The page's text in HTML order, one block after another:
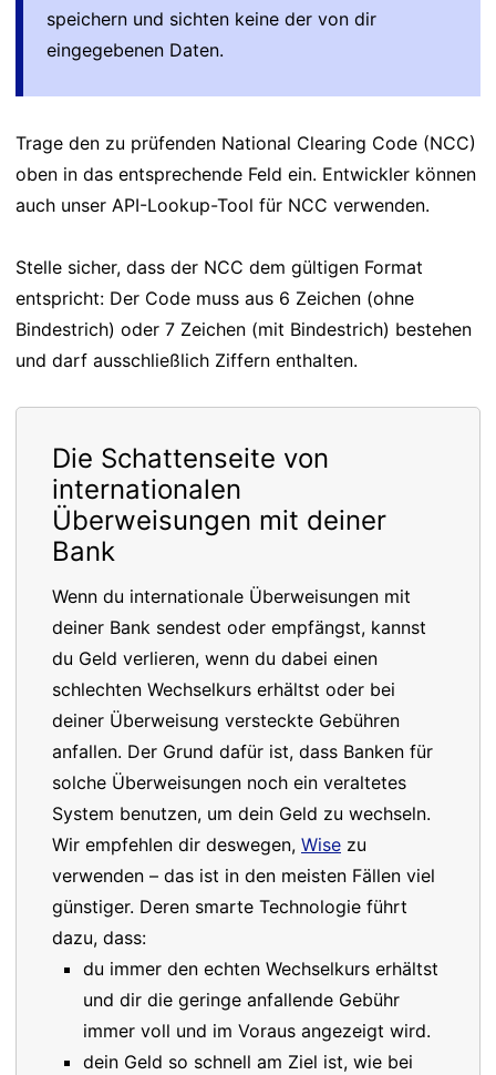
speichern und sichten keine der von dir
eingegebenen Daten.
Trage den zu prüfenden National Clearing Code (NCC)
oben in das entsprechende Feld ein. Entwickler können
auch unser API-Lookup-Tool für NCC verwenden.
Stelle sicher, dass der NCC dem gültigen Format
entspricht: Der Code muss aus 6 Zeichen (ohne
Bindestrich) oder 7 Zeichen (mit Bindestrich) bestehen
und darf ausschließlich Ziffern enthalten.
Die Schattenseite von
internationalen
Überweisungen mit deiner
Bank
Wenn du internationale Überweisungen mit
deiner Bank sendest oder empfängst, kannst
du Geld verlieren, wenn du dabei einen
schlechten Wechselkurs erhältst oder bei
deiner Überweisung versteckte Gebühren
anfallen. Der Grund dafür ist, dass Banken für
solche Überweisungen noch ein veraltetes
System benutzen, um dein Geld zu wechseln.
Wir empfehlen dir deswegen, Wise zu
verwenden – das ist in den meisten Fällen viel
günstiger. Deren smarte Technologie führt
dazu, dass:
du immer den echten Wechselkurs erhältst
und dir die geringe anfallende Gebühr
immer voll und im Voraus angezeigt wird.
dein Geld so schnell am Ziel ist, wie bei